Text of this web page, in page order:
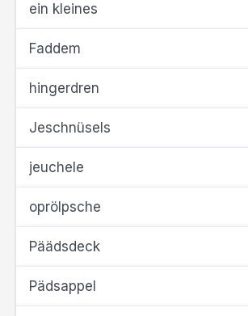
ein kleines
Faddem
hingerdren
Jeschnüsels
jeuchele
oprölpsche
Päädsdeck
Pädsappel